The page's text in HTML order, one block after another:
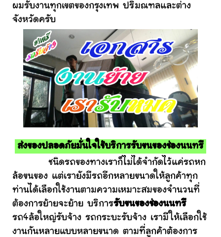
ผมรับงานทุกเขตของกรุงเทพ ปริมณฑลและต่าง
จังหวัดครับ
ส่งของปลอดภัยมั่นใจใช้บริการรับขนของช่องนนทรี
ชนิดรถของทางเราก็ไม่ได้จำกัดไว้แค่รถหก
ล้อขนของ แต่เรายังมีรถอีกหลายขนาดให้ลูกค้าทุก
ท่านได้เลือกใช้งานตามความเหมาะสมของจำนวนที่
ต้องการย้ายจะย้าย บริการรับขนของช่องนนทรี
รถ4ล้อใหญ่รับจ้าง รถกระบะรับจ้าง เรามีให้เลือกใช้
งานกันหลายแบบหลายขนาด ตามที่ลูกค้าต้องการ